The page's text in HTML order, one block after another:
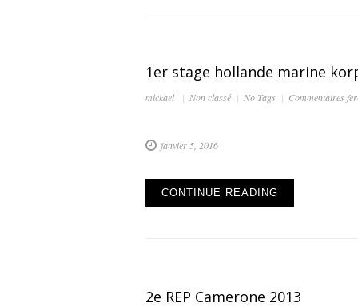
1er stage hollande marine
mickael Non classé No Tags Commentaires
janvier 5, 2016
CONTINUE READING
2e REP Camerone 2013